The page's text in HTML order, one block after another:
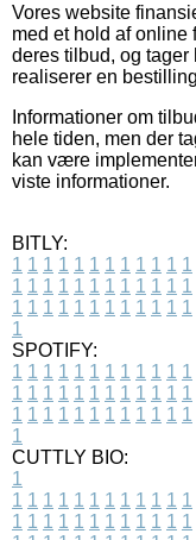
Vores website
med et hold af
deres tilbud, og
realiserer en
Informationer om
hele tiden, men der
kan være
viste informationer.
BITLY:
1 1 1 1 1 1 1 1 1 1 1 1
1 1 1 1 1 1 1 1 1 1 1 1
1 1 1 1 1 1 1 1 1 1 1 1
1
SPOTIFY:
1 1 1 1 1 1 1 1 1 1 1 1
1 1 1 1 1 1 1 1 1 1 1 1
1 1 1 1 1 1 1 1 1 1 1 1
1
CUTTLY BIO:
1
1 1 1 1 1 1 1 1 1 1 1 1
1 1 1 1 1 1 1 1 1 1 1 1